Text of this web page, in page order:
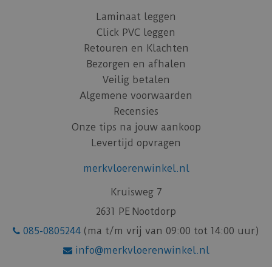
Laminaat leggen
Click PVC leggen
Retouren en Klachten
Bezorgen en afhalen
Veilig betalen
Algemene voorwaarden
Recensies
Onze tips na jouw aankoop
Levertijd opvragen
merkvloerenwinkel.nl
Kruisweg 7
2631 PE Nootdorp
085-0805244 (ma t/m vrij van 09:00 tot 14:00 uur)
info@merkvloerenwinkel.nl